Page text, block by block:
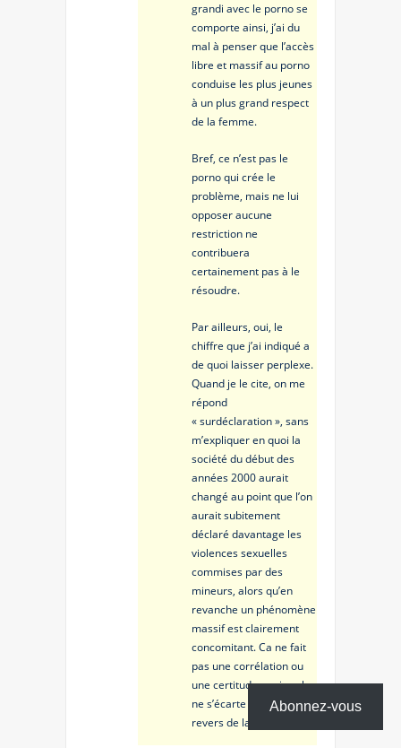
grandi avec le porno se
comporte ainsi, j’ai du
mal à penser que l’accès
libre et massif au porno
conduise les plus jeunes
à un plus grand respect
de la femme.
Bref, ce n’est pas le
porno qui crée le
problème, mais ne lui
opposer aucune
restriction ne
contribuera
certainement pas à le
résoudre.
Par ailleurs, oui, le
chiffre que j’ai indiqué a
de quoi laisser perplexe.
Quand je le cite, on me
répond
« surdéclaration », sans
m’expliquer en quoi la
société du début des
années 2000 aurait
changé au point que l’on
aurait subitement
déclaré davantage les
violences sexuelles
commises par des
mineurs, alors qu’en
revanche un phénomène
massif est clairement
concomitant. Ca ne fait
pas une corrélation ou
une certitude, mais cela
ne s’écarte pas d’un
revers de la main.
Abonnez-vous